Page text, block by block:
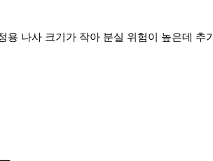
나사 크기가 작아 분실 위험이 높은데 추